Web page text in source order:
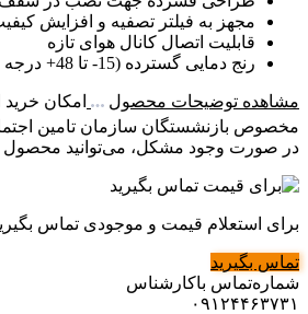
مجهز به فیلتر تصفیه و افزایش
قابلیت اتصال کانال هوای تازه
رنج دمایی گسترده (15- تا 48+ درجه سانتی‌گراد)
مشاهده توضیحات محصول
امکان
مخصوص بازنشستگان سازمان تامین
در صورت وجود مشکل، می‌توانید محصول
برای استعلام قیمت و موجودی تماس
تماس بگیرید
شماره‌تماس‌ با‌کارشناس
۰۹۱۲۴۴۶۳۷۳۱